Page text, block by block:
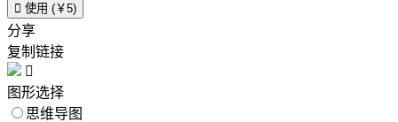
 使用 (￥5)
分享
复制链接

图形选择
思维导图